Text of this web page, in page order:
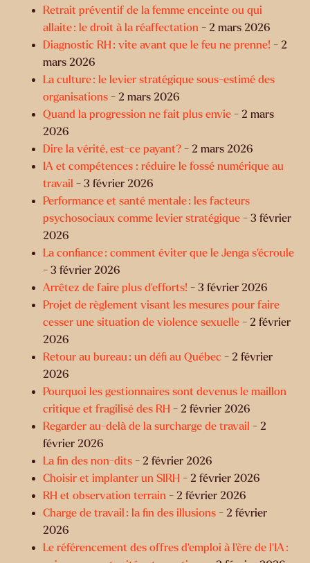
Retrait préventif de la femme enceinte ou qui
allaite : le droit à la réaffectation - 2 mars 2026
Diagnostic RH : vite avant que le feu ne prenne! - 2
mars 2026
La culture : le levier stratégique sous-estimé des
organisations - 2 mars 2026
Quand la progression ne fait plus envie - 2 mars
2026
Dire la vérité, est-ce payant? - 2 mars 2026
IA et compétences : réduire le fossé numérique au
travail - 3 février 2026
Performance et santé mentale : les facteurs
psychosociaux comme levier stratégique - 3 février
2026
La confiance : comment éviter que le Jenga s’écroule
- 3 février 2026
Arrêtez de faire plus d’efforts! - 3 février 2026
Projet de règlement visant les mesures pour faire
cesser une situation de violence sexuelle - 2 février
2026
Retour au bureau : un défi au Québec - 2 février
2026
Pourquoi les gestionnaires sont devenus le maillon
critique et fragilisé des RH - 2 février 2026
Regarder au-delà de la surcharge de travail - 2
février 2026
La fin des non-dits - 2 février 2026
Choisir et implanter un SIRH - 2 février 2026
RH et observation terrain - 2 février 2026
Charge de travail : la fin des illusions - 2 février
2026
Le référencement des offres d’emploi à l’ère de l’IA :